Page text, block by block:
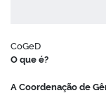
CoGeD
O que é?
A Coordenação de